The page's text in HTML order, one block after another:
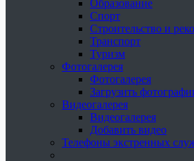
Образование
Спорт
Строительство и
Транспорт
Туризм
Фотогалерея
Фотогалерея
Загрузить
Видеогалерея
Видеогалерея
Добавить видео
Телефоны экстренных